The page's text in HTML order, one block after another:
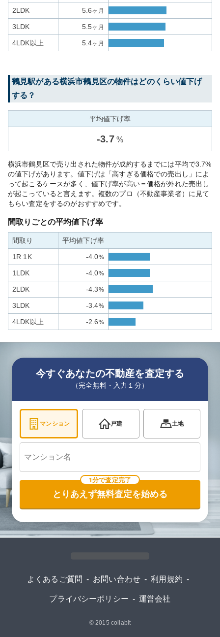
2LDK 5.6ヶ月
3LDK 5.5ヶ月
4LDK以上 5.4ヶ月
鶴見駅がある横浜市鶴見区の物件はどのくらい値下げ
する？
平均値下げ率
-3.7 %
横浜市鶴見区で売り出された物件が成約するまでには平均で3.7%
の値下げがあります。値下げは「高すぎる価格での売出し」によ
って起こるケースが多く、値下げ率が高い＝価格が外れた売出し
が起こっていると言えます。複数のプロ（不動産事業者）に見て
もらい査定をするのがおすすめです。
間取りごとの平均値下げ率
間取り 平均値下げ率
1R 1K -4.0%
1LDK -4.0%
2LDK -4.3%
3LDK -3.4%
4LDK以上 -2.6%
今すぐあなたの不動産を査定する
（完全無料・入力１分）
マンション 戸建 土地
1分で査定完了
とりあえず無料査定を始める
よくあるご質問 - お問い合わせ - 利用規約 -
プライバシーポリシー - 運営会社
© 2015 collabit